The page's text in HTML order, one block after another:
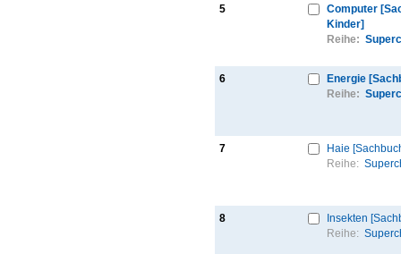
5
Computer
Kinder]
Reihe:
6
Energie
Reihe:
7
Haie
Reihe:
8
Insekten
Reihe: